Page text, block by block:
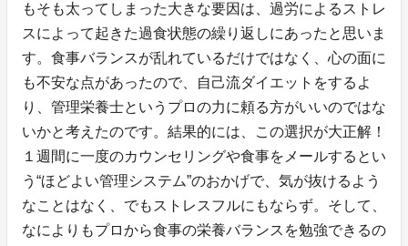
もそも太ってしまった大きな要因は、過労によるストレ
スによって起きた過食状態の繰り返しにあったと思いま
す。食事バランスが乱れているだけではなく、心の面に
も不安な点があったので、自己流ダイエットをするよ
り、管理栄養士というプロの力に頼る方がいいのではな
いかと考えたのです。結果的には、この選択が大正解！
１週間に一度のカウンセリングや食事をメールするとい
う“ほどよい管理システム”のおかげで、気が抜けるよう
なことはなく、でもストレスフルにもならず。そして、
なによりもプロから食事の栄養バランスを勉強できるの